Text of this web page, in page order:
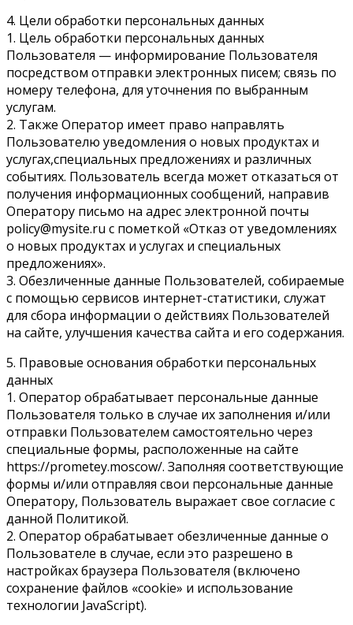
4. Цели обработки персональных данных
1. Цель обработки персональных данных
Пользователя — информирование Пользователя
посредством отправки электронных писем; связь по
номеру телефона, для уточнения по выбранным
услугам.
2. Также Оператор имеет право направлять
Пользователю уведомления о новых продуктах и
услугах,специальных предложениях и различных
событиях. Пользователь всегда может отказаться от
получения информационных сообщений, направив
Оператору письмо на адрес электронной почты
policy@mysite.ru с пометкой «Отказ от уведомлениях
о новых продуктах и услугах и специальных
предложениях».
3. Обезличенные данные Пользователей, собираемые
с помощью сервисов интернет-статистики, служат
для сбора информации о действиях Пользователей
на сайте, улучшения качества сайта и его содержания.
5. Правовые основания обработки персональных
данных
1. Оператор обрабатывает персональные данные
Пользователя только в случае их заполнения и/или
отправки Пользователем самостоятельно через
специальные формы, расположенные на сайте
https://prometey.moscow/. Заполняя соответствующие
формы и/или отправляя свои персональные данные
Оператору, Пользователь выражает свое согласие с
данной Политикой.
2. Оператор обрабатывает обезличенные данные о
Пользователе в случае, если это разрешено в
настройках браузера Пользователя (включено
сохранение файлов «cookie» и использование
технологии JavaScript).